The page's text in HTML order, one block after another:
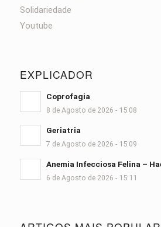
Solidariedade
Youtube
EXPLICADOR
Coprofagia
8 de Agosto de 2026 - 15:08
Geriatria
7 de Agosto de 2026 - 15:09
Anemia Infecciosa Felina –
6 de Agosto de 2026 - 15:11